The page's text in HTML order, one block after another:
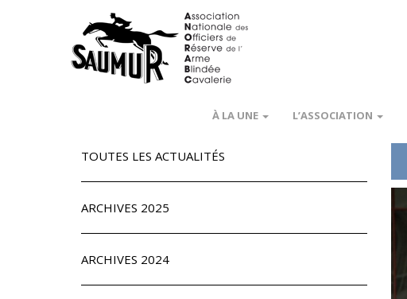
À LA UNE L’ASSOCIATION
TOUTES LES ACTUALITÉS
ARCHIVES 2025
ARCHIVES 2024